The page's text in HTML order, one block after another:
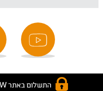
התשלום באתר WOW מאובטח בטכנולוגית SSL